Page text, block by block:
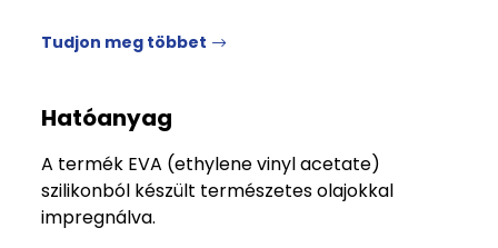
Tudjon meg többet
Hatóanyag
A termék EVA (ethylene vinyl acetate)
szilikonból készült természetes olajokkal
impregnálva.